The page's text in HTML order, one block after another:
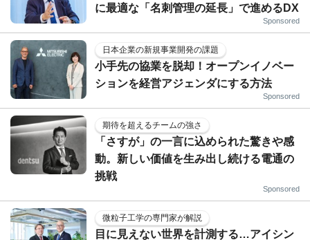
に最適な「名刺管理の延長」で進めるDX
Sponsored
日本企業の新規事業開発の課題
小手先の協業を脱却！オープンイノベー
ションを経営アジェンダにする方法
Sponsored
期待を超えるチームの強さ
「さすが」の一言に込められた驚きや感
動。新しい価値を生み出し続ける電通の
挑戦
Sponsored
微粒子工学の専門家が解説
目に見えない世界を計測する…アイシン